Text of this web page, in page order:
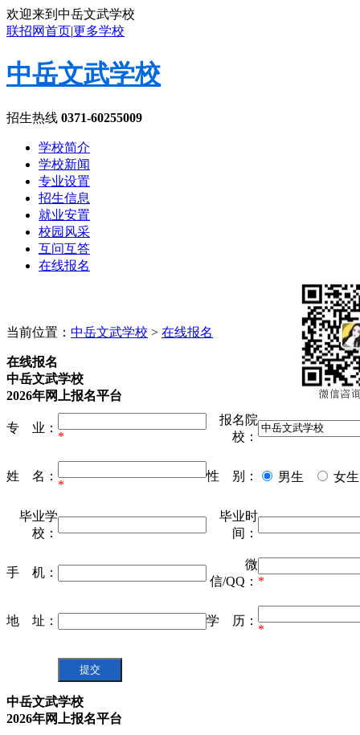
欢迎来到中岳文武学校
联招网首页|更多学校
中岳文武学校
招生热线 0371-60255009
学校简介
学校新闻
专业设置
招生信息
就业安置
校园风采
互问互答
在线报名
当前位置： 中岳文武学校 > 在线报名
在线报名
中岳文武学校
2026年网上报名平台
专 业：
*
报名院
校：
姓 名：
*
性 别： 男生 女生
毕业学
校：
毕业时
间：
手 机：
微
信/QQ： *
地 址： 学 历：
*
中岳文武学校
2026年网上报名平台